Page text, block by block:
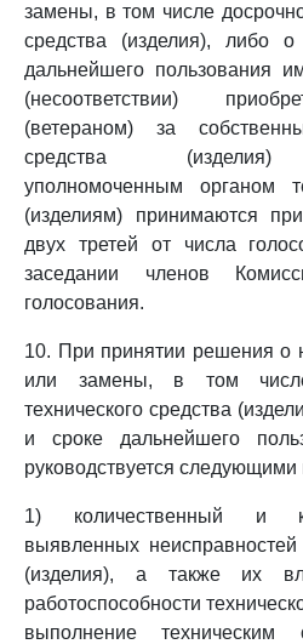
замены, в том числе
средства (изделия), либо
дальнейшего пользования
(несоответствии)
(ветераном) за
средства (изделия)
уполномоченным органом
(изделиям) принимаются
двух третей от числа
заседании членов
голосования.
10. При принятии решения о
или замены, в том
технического средства
и сроке дальнейшего
руководствуется следующими
1) количественный и
выявленных неисправностей
(изделия), а также их
работоспособности
выполнение техническим